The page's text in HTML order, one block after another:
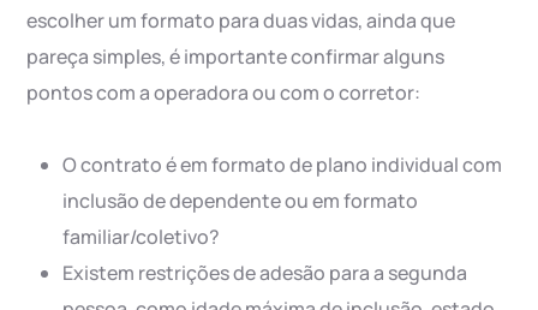
escolher um formato para duas vidas, ainda que
pareça simples, é importante confirmar alguns
pontos com a operadora ou com o corretor:
O contrato é em formato de plano individual com
inclusão de dependente ou em formato
familiar/coletivo?
Existem restrições de adesão para a segunda